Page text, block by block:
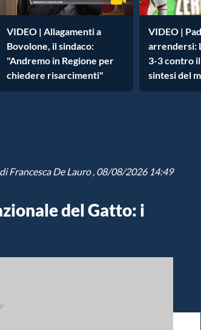
VIDEO | Allagamenti a
Bovolone, il sindaco:
"Andremo in Regione per
chiedere risarcimenti"
VIDEO |
arrendersi:
3-3 contro
sintesi del
diFrancesca De Lauro, 08/08/2026 14:49
del Gatto: i